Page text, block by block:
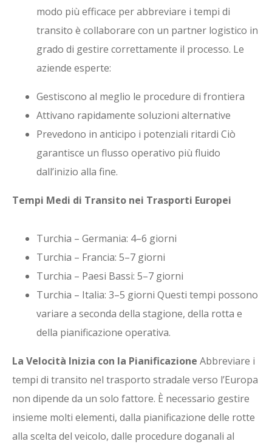
modo più efficace per abbreviare i tempi di
transito è collaborare con un partner logistico in
grado di gestire correttamente il processo. Le
aziende esperte:
Gestiscono al meglio le procedure di frontiera
Attivano rapidamente soluzioni alternative
Prevedono in anticipo i potenziali ritardi Ciò
garantisce un flusso operativo più fluido
dall’inizio alla fine.
Tempi Medi di Transito nei Trasporti Europei
Turchia – Germania: 4–6 giorni
Turchia – Francia: 5–7 giorni
Turchia – Paesi Bassi: 5–7 giorni
Turchia – Italia: 3–5 giorni Questi tempi possono
variare a seconda della stagione, della rotta e
della pianificazione operativa.
La Velocità Inizia con la Pianificazione Abbreviare i
tempi di transito nel trasporto stradale verso l’Europa
non dipende da un solo fattore. È necessario gestire
insieme molti elementi, dalla pianificazione delle rotte
alla scelta del veicolo, dalle procedure doganali al